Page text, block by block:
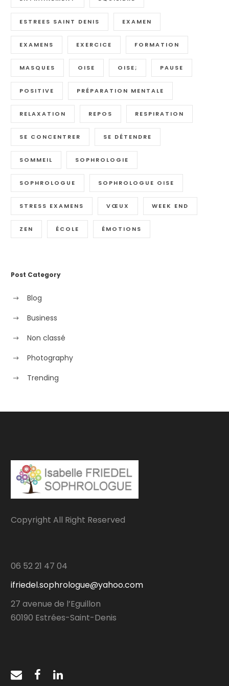
ESTREES SAINT DENIS EXAMEN
EXAMENS EXERCICE FORMATION
MASQUES OISE OISE; PAUSE
POSITIVE PRÉPARATION MENTALE
RELAXATION REPOS RESPIRATION
SE CONCENTRER SE DÉTENDRE
SOMMEIL SOPHROLOGIE
SOPHROLOGUE SOPHROLOGUE OISE
STRESS EXAMENS VŒUX WEEK END
ZEN ÉCOLE ÉMOTIONS
Post Category
Blog
Business
Non classé
Photography
Trending
Copyright All Right Reserved
06 52 21 47 04
ifriedel.sophrologue@yahoo.com
27 avenue de l’Eguillon
60190 Estrées-Saint-Denis